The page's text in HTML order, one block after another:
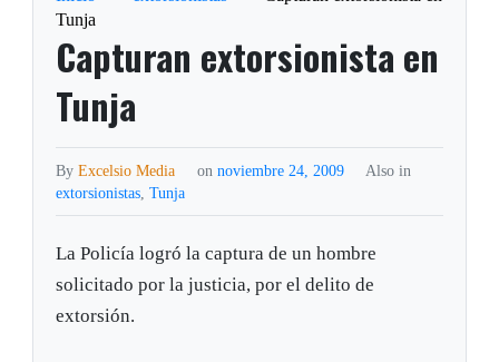
Tunja
Capturan extorsionista en
Tunja
ByExcelsio Media on noviembre 24, 2009
Also in
extorsionistas,Tunja
La Policía logró la captura de un hombre
solicitado por la justicia, por el delito de
extorsión.